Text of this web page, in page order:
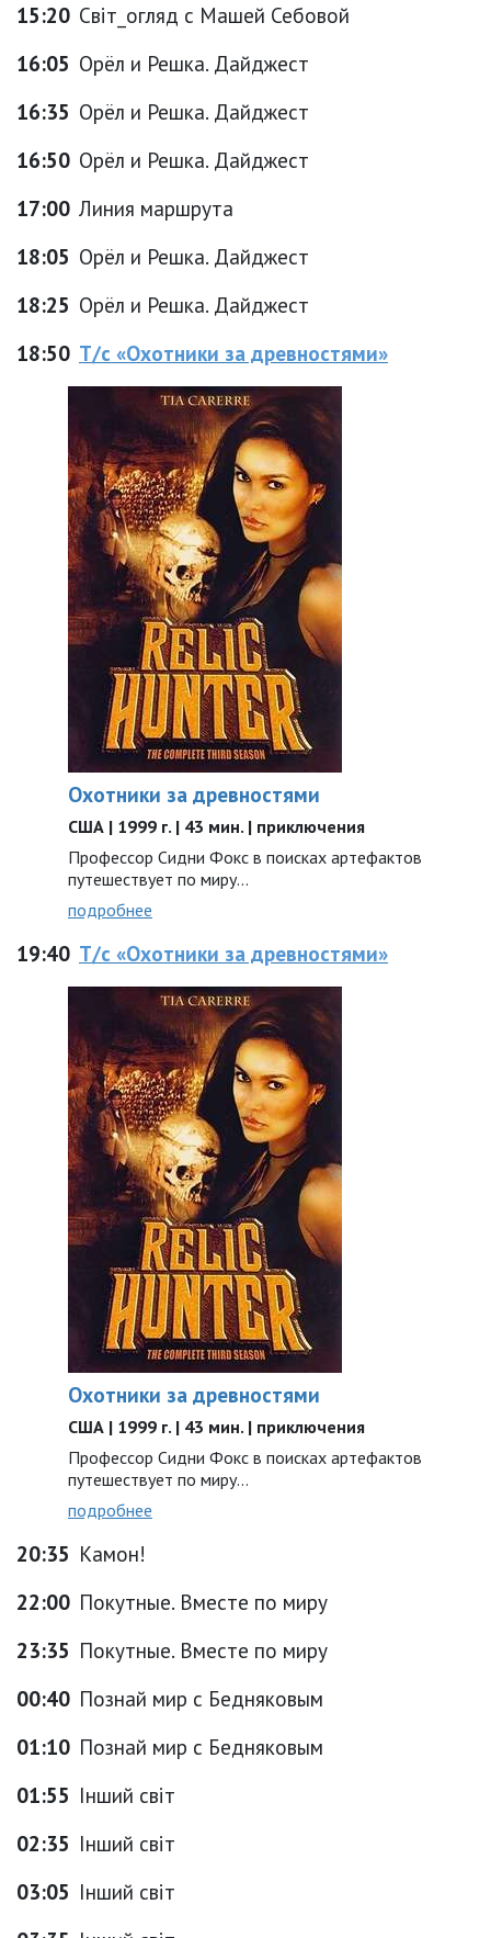
15:20 Світ_огляд с Машей Себовой
16:05 Орёл и Решка. Дайджест
16:35 Орёл и Решка. Дайджест
16:50 Орёл и Решка. Дайджест
17:00 Линия маршрута
18:05 Орёл и Решка. Дайджест
18:25 Орёл и Решка. Дайджест
18:50 Т/с «Охотники за древностями»
Охотники за древностями
США | 1999 г. | 43 мин. | приключения
Профессор Сидни Фокс в поисках артефактов
путешествует по миру...
подробнее
19:40 Т/с «Охотники за древностями»
Охотники за древностями
США | 1999 г. | 43 мин. | приключения
Профессор Сидни Фокс в поисках артефактов
путешествует по миру...
подробнее
20:35 Камон!
22:00 Покутные. Вместе по миру
23:35 Покутные. Вместе по миру
00:40 Познай мир с Бедняковым
01:10 Познай мир с Бедняковым
01:55 Інший світ
02:35 Інший світ
03:05 Інший світ